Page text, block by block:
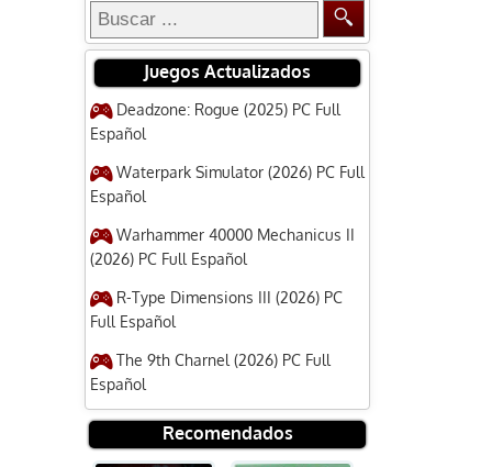
Juegos Actualizados
Deadzone: Rogue (2025) PC Full
Español
Waterpark Simulator (2026) PC Full
Español
Warhammer 40000 Mechanicus II
(2026) PC Full Español
R-Type Dimensions III (2026) PC
Full Español
The 9th Charnel (2026) PC Full
Español
Recomendados